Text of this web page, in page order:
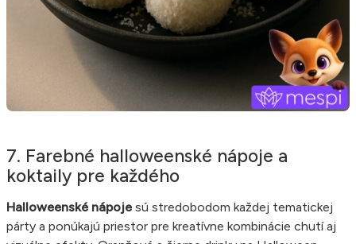
7. Farebné halloweenské nápoje a
koktaily pre každého
Halloweenské nápoje sú stredobodom každej tematickej
párty a ponúkajú priestor pre kreatívne kombinácie chutí aj